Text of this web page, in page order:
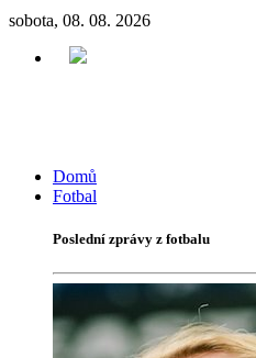
sobota, 08. 08. 2026
Domů
Fotbal
Poslední zprávy z fotbalu